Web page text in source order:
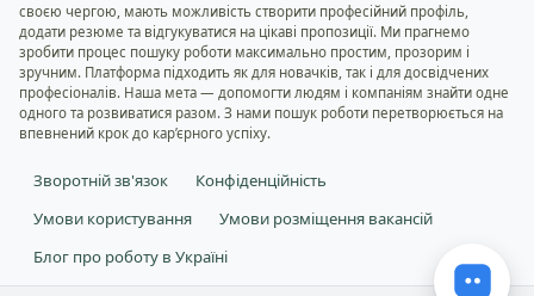
своєю чергою, мають можливість створити професійний профіль,
додати резюме та відгукуватися на цікаві пропозиції. Ми прагнемо
зробити процес пошуку роботи максимально простим, прозорим і
зручним. Платформа підходить як для новачків, так і для досвідчених
професіоналів. Наша мета — допомогти людям і компаніям знайти одне
одного та розвиватися разом. З нами пошук роботи перетворюється на
впевнений крок до кар’єрного успіху.
Зворотній зв'язок
Конфіденційність
Умови користування
Умови розміщення вакансій
Блог про роботу в Україні